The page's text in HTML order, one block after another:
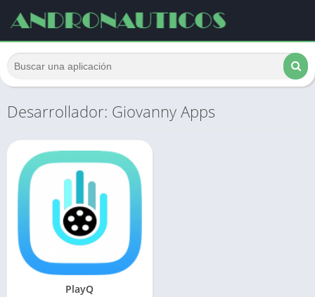
Desarrollador: Giovanny Apps
PlayQ